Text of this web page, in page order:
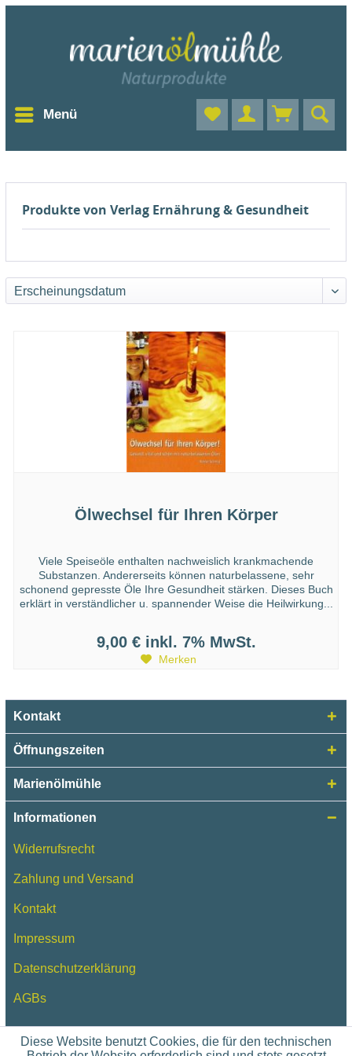
Menü
Produkte von Verlag Ernährung & Gesundheit
Ölwechsel für Ihren Körper
Viele Speiseöle enthalten nachweislich krankmachende
Substanzen. Andererseits können naturbelassene, sehr
schonend gepresste Öle Ihre Gesundheit stärken. Dieses Buch
erklärt in verständlicher u. spannender Weise die Heilwirkung...
9,00 € inkl. 7% MwSt.
Merken
Kontakt
Öffnungszeiten
Marienölmühle
Informationen
Widerrufsrecht
Zahlung und Versand
Kontakt
Impressum
Datenschutzerklärung
AGBs
Diese Website benutzt Cookies, die für den technischen